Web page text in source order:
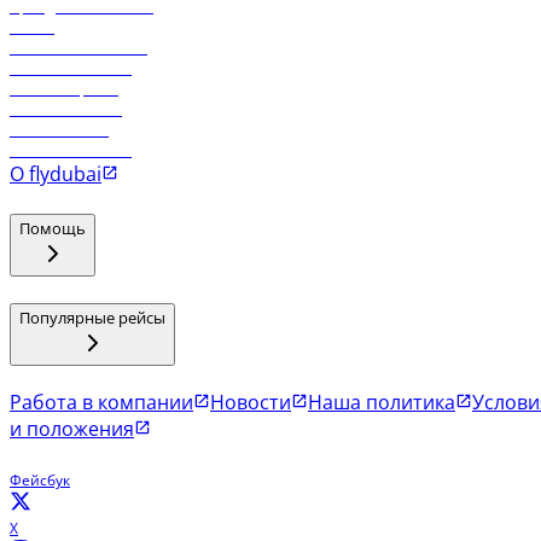
О flydubai
Помощь
Популярные рейсы
Работа в компании Новости Наша политика
и положения
Фейсбук
X